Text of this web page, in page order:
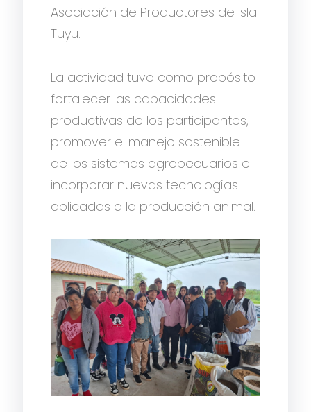
Asociación de Productores de Isla
Tuyu.
La actividad tuvo como propósito
fortalecer las capacidades
productivas de los participantes,
promover el manejo sostenible
de los sistemas agropecuarios e
incorporar nuevas tecnologías
aplicadas a la producción animal.